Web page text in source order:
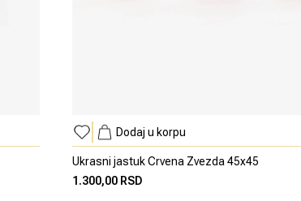
Dodaj u korpu
Ukrasni jastuk Crvena Zvezda 45x45
1.300,00 RSD